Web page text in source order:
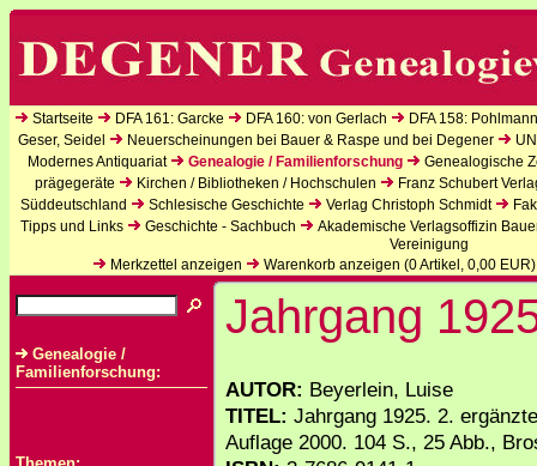
Startseite DFA 161: Garcke DFA 160: von Gerlach
DFA 158:
Geser, Seidel
Neuerscheinungen bei Bauer & Raspe und bei Degener
Modernes Antiquariat
Genealogie / Familienforschung
Genealogische
prägegeräte
Kirchen / Bibliotheken / Hochschulen
Franz Schubert
Süddeutschland
Schlesische Geschichte Verlag Christoph Schmidt
Tipps und Links
Geschichte - Sachbuch
Akademische Verlagsoffizin
Vereinigung
Merkzettel anzeigen
Warenkorb anzeigen (0Artikel, 0,00 EUR)
Genealogie /
Familienforschung:
Jahrgang
AUTOR: Beyerlein, Luise
TITEL: Jahrgang 1925. 2.
Auflage 2000. 104 S., 25 Abb.,